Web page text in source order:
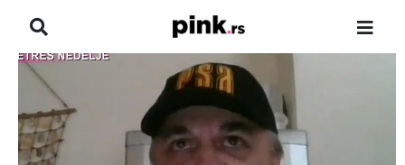
NASLOVNA
VESTI
ZADRUGA